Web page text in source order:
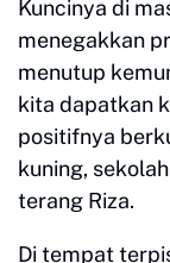
Kuncinya di
menegakkan
menutup
kita dapatkan
positifnya
kuning,
terang Riza.
Di tempat